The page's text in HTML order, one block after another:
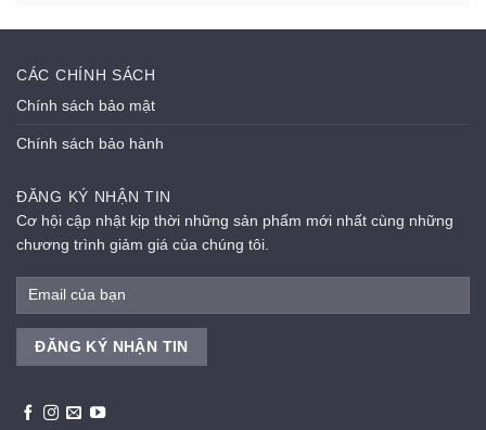
CÁC CHÍNH SÁCH
Chính sách bảo mật
Chính sách bảo hành
ĐĂNG KÝ NHẬN TIN
Cơ hội cập nhật kịp thời những sản phẩm mới nhất cùng những
chương trình giảm giá của chúng tôi.